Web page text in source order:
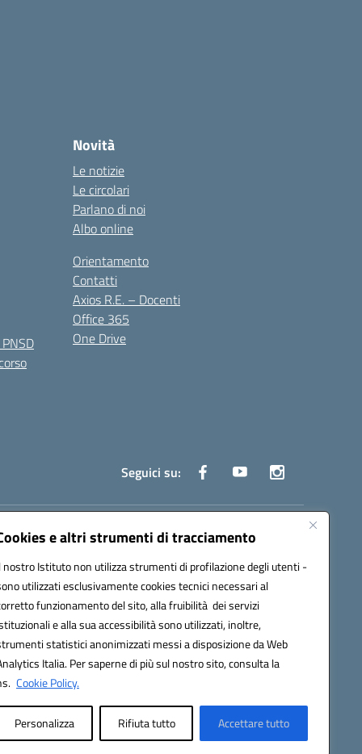
e altri strumenti di tracciamento
nostro Istituto non utilizza strumenti di profilazione degli utenti -
utilizzati esclusivamente cookies tecnici necessari al
funzionamento del sito, alla fruibilità dei servizi
e alla sua accessibilità sono utilizzati, inoltre,
statistici anonimizzati messi a disposizione da Web
Italia. Per saperne di più sul nostro sito, consulta la
Cookie Policy.
Personalizza Rifiuta tutto Accettare tutto
Novità
Le notizie
Le circolari
Parlano di noi
Albo online
Orientamento
Contatti
Axios R.E. – Docenti
Office 365
One Drive
Seguici su:
ufficio: UFOYYV | C.Fisc: 93056740637